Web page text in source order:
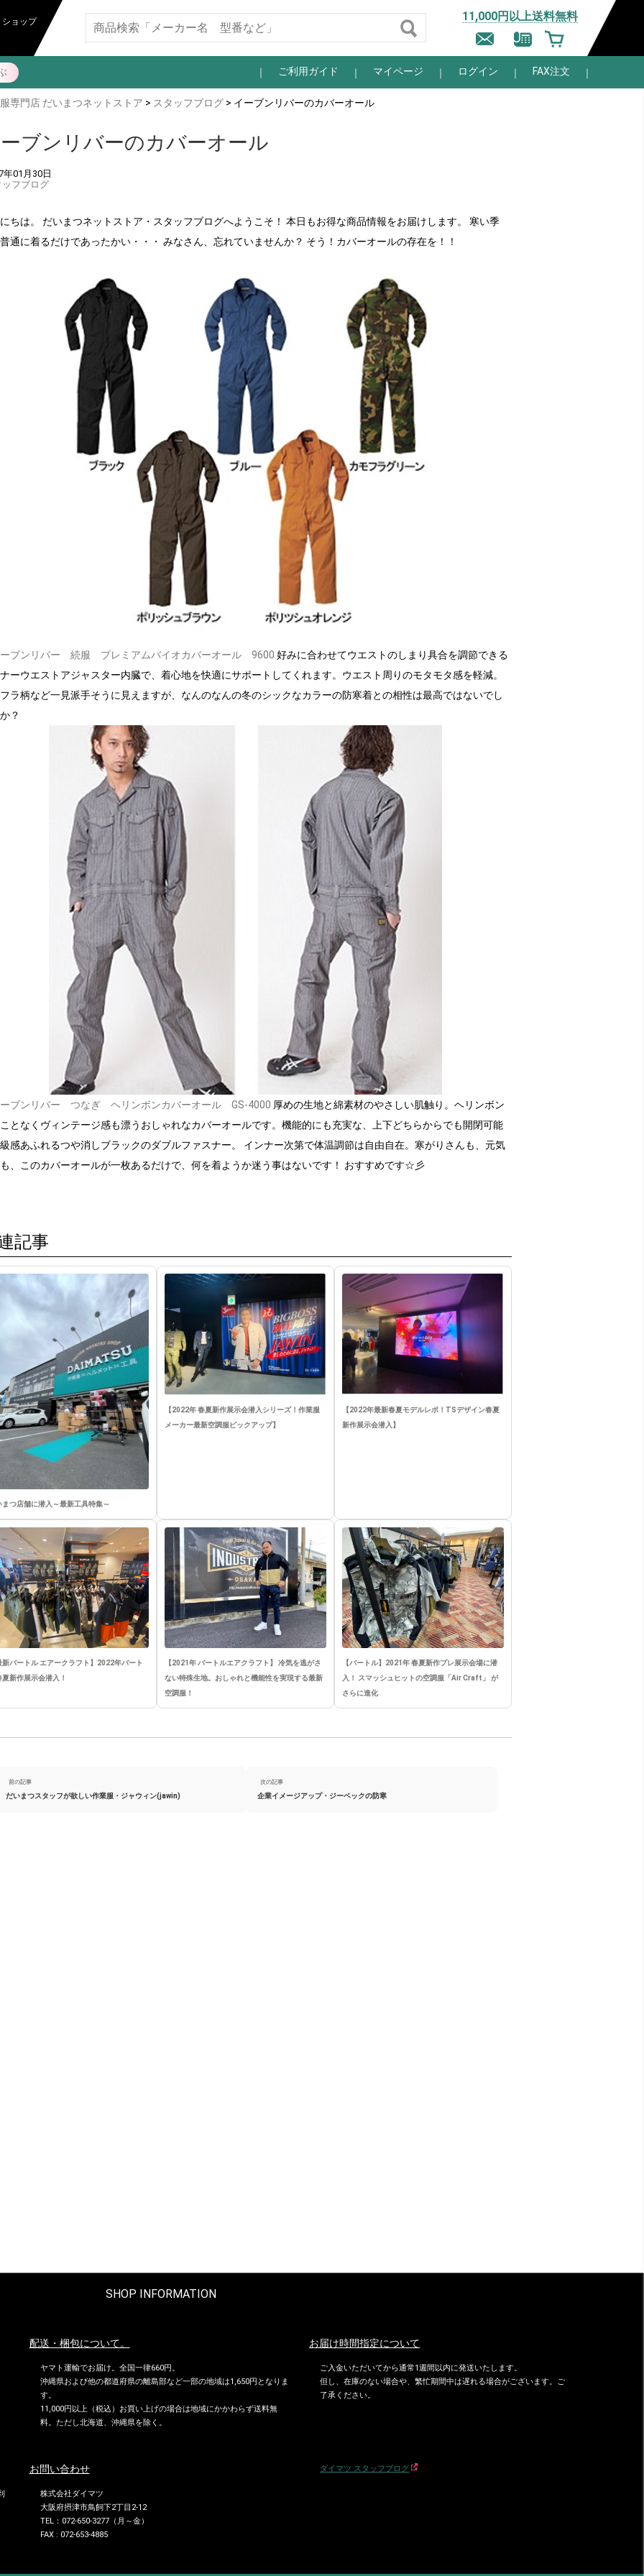
ショップ 11,000円以上送料無料
ご利用ガイド マイページ ログイン FAX注文
専門店 だいまつネットストア > スタッフブログ> イーブンリバーのカバーオール
ブンリバーのカバーオール
年01月30日
フブログ
ちは。 だいまつネットストア・スタッフブログへようこそ！ 本日もお得な商品情報をお届けします。 寒い季
通に着るだけであったかい・・・ みなさん、忘れていませんか？ そう！カバーオールの存在を！！
ブンリバー 続服 プレミアムバイオカバーオール 9600 好みに合わせてウエストのしまり具合を調節できる
ーウエストアジャスター内臓で、着心地を快適にサポートしてくれます。ウエスト周りのモタモタ感を軽減。
ラ柄など一見派手そうに見えますが、なんのなんの冬のシックなカラーの防寒着との相性は最高ではないでし
？
ブンリバー つなぎ ヘリンボンカバーオール GS-4000 厚めの生地と綿素材のやさしい肌触り。ヘリンボン
となくヴィンテージ感も漂うおしゃれなカバーオールです。機能的にも充実な、上下どちらからでも開閉可能
感あふれるつや消しブラックのダブルファスナー。 インナー次第で体温調節は自由自在。寒がりさんも、元気
、このカバーオールが一枚あるだけで、何を着ようか迷う事はないです！ おすすめです☆彡
記事
まつ店舗に潜入～最新工具特集～
【2022年 春夏新作展示会潜入シリーズ！作業服
メーカー最新空調服ピックアップ】
【2022年最新春夏モデルレポ！TSデザイン春夏
新作展示会潜入】
新バートル エアークラフト】2022年バート
夏新作展示会潜入！
【2021年 バートルエアクラフト】 冷気を逃がさ
ない特殊生地。おしゃれと機能性を実現する最新
空調服！
【バートル】2021年 春夏新作プレ展示会場に潜
入！ スマッシュヒットの空調服「Air Craft」 が
さらに進化
前の記事
だいまつスタッフが欲しい作業服・ジャウィン(jawin)
次の記事
企業イメージアップ・ジーベックの防寒
SHOP INFORMATION
配送・梱包について。
ヤマト運輸でお届け。全国一律660円。
沖縄県および他の都道府県の離島部など一部の地域は1,650円となりま
す。
11,000円以上（税込）お買い上げの場合は地域にかかわらず送料無
料。ただし北海道、沖縄県を除く。
お届け時間指定について
ご入金いただいてから通常1週間以内に発送いたします。
但し、在庫のない場合や、繁忙期間中は遅れる場合がございます。ご
了承ください。
お問い合わせ
株式会社ダイマツ
大阪府摂津市鳥飼下2丁目2-12
TEL：072-650-3277（月～金）
FAX : 072-653-4885
ダイマツ スタッフブログ